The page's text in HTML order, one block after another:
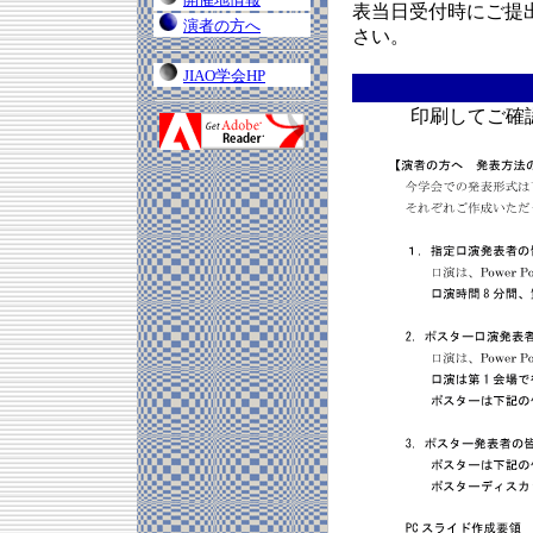
演者の方へ
JIAO学会HP
表当日受付時にご提
さい。
印刷してご確